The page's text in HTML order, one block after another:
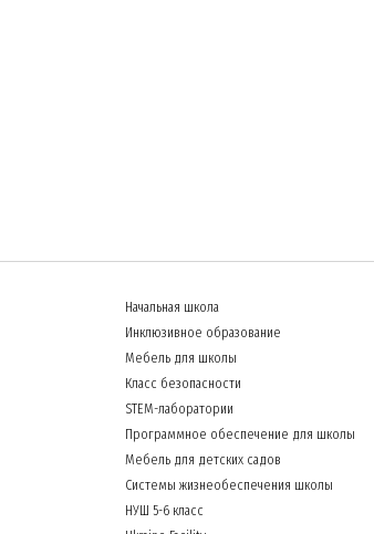
Начальная школа
Инклюзивное образование
Мебель для школы
Класс безопасности
STEM-лаборатории
Программное обеспечение для школы
Мебель для детских садов
Системы жизнеобеспечения школы
НУШ 5-6 класс